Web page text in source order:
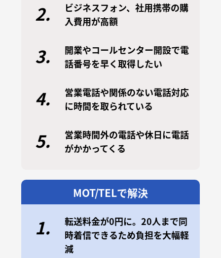
2.
ビジネスフォン、社用携帯の購
入費用が高額
3.
開業やコールセンター開設で電
話番号を早く取得したい
4.
営業電話や関係のない電話対応
に時間を取られている
5.
営業時間外の電話や休日に電話
がかかってくる
MOT/TELで解決
1.
転送料金が0円に。20人まで同
時着信できるため負担を大幅軽
減